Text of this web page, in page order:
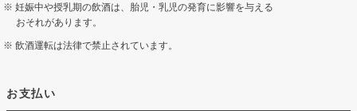
妊娠中や授乳期の飲酒は、胎児・乳児の発育に影響を与える
おそれがあります。
飲酒運転は法律で禁止されています。
お支払い